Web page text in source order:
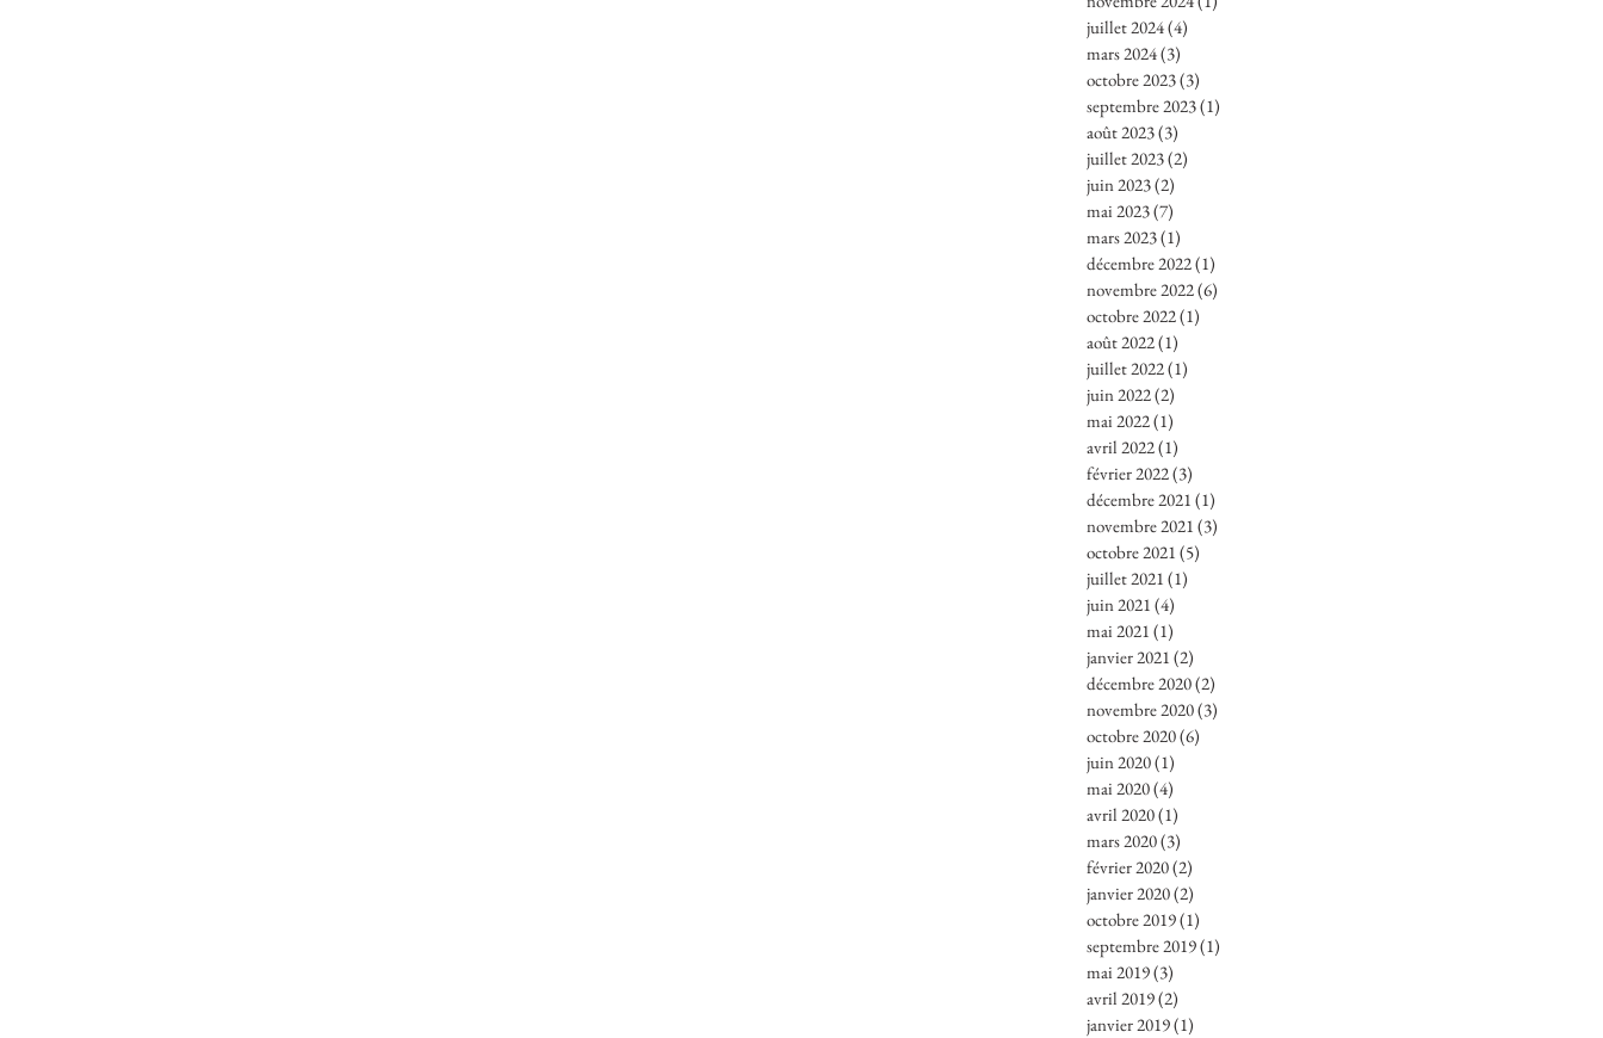
juillet 2024(4)
mars 2024(3)
octobre 2023(3)
septembre 2023(1)
août 2023(3)
juillet 2023(2)
juin 2023(2)
mai 2023(7)
mars 2023(1)
décembre 2022(1)
novembre 2022(6)
octobre 2022(1)
août 2022(1)
juillet 2022(1)
juin 2022(2)
mai 2022(1)
avril 2022(1)
février 2022(3)
décembre 2021 (1)
novembre 2021 (3)
octobre 2021 (5)
juillet 2021 (1)
juin 2021 (4)
mai 2021 (1)
janvier 2021 (2)
décembre 2020(2)
novembre 2020(3)
octobre 2020(6)
juin 2020(1)
mai 2020(4)
avril 2020(1)
mars 2020(3)
février 2020(2)
janvier 2020(2)
octobre 2019(1)
septembre 2019(1)
mai 2019(3)
avril 2019(2)
janvier 2019(1)